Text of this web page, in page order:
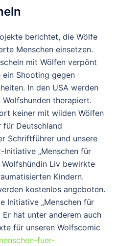
berichtet, die Wölfe
Menschen einsetzen.
mit Wölfen verpönt
Shooting gegen
In den USA werden
therapiert.
keiner mit wilden Wölfen
für Deutschland
Schriftführer und unsere
„Menschen für
Liv bewirkte
Kindern.
kostenlos angeboten.
Initiative „Menschen für
hat unter anderem auch
für unseren Wolfscomic
fuer-